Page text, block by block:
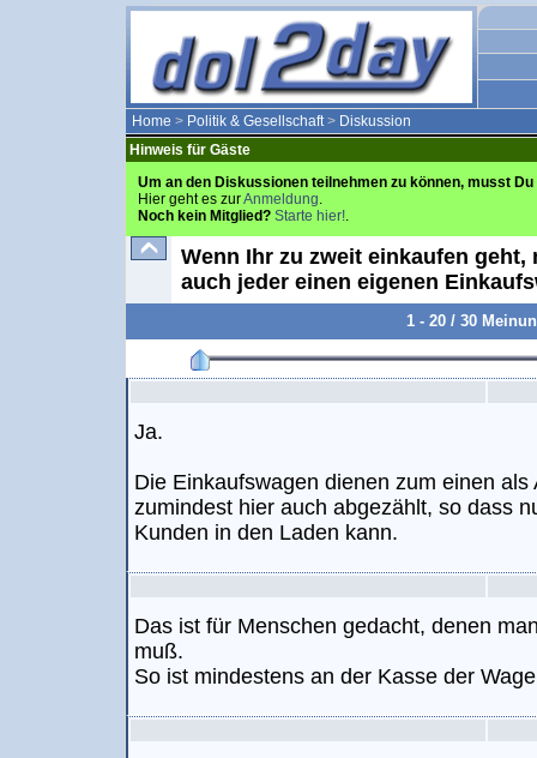
Home > Politik & Gesellschaft> Diskussion
Hinweis für Gäste
Um an den Diskussionen teilnehmen zu können, musst
Hier geht es zurAnmeldung.
Noch kein Mitglied? Starte hier!.
Wenn Ihr zu zweit einkaufen
auch jeder einen eigenen
1 - 20 / 30
Ja.
Die Einkaufswagen dienen zum einen
zumindest hier auch abgezählt, so dass
Kunden in den Laden kann.
Das ist für Menschen gedacht, denen
muß.
So ist mindestens an der Kasse der